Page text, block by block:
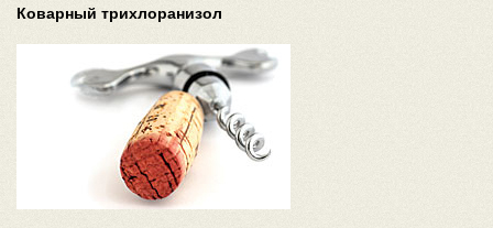
Коварный трихлоранизол